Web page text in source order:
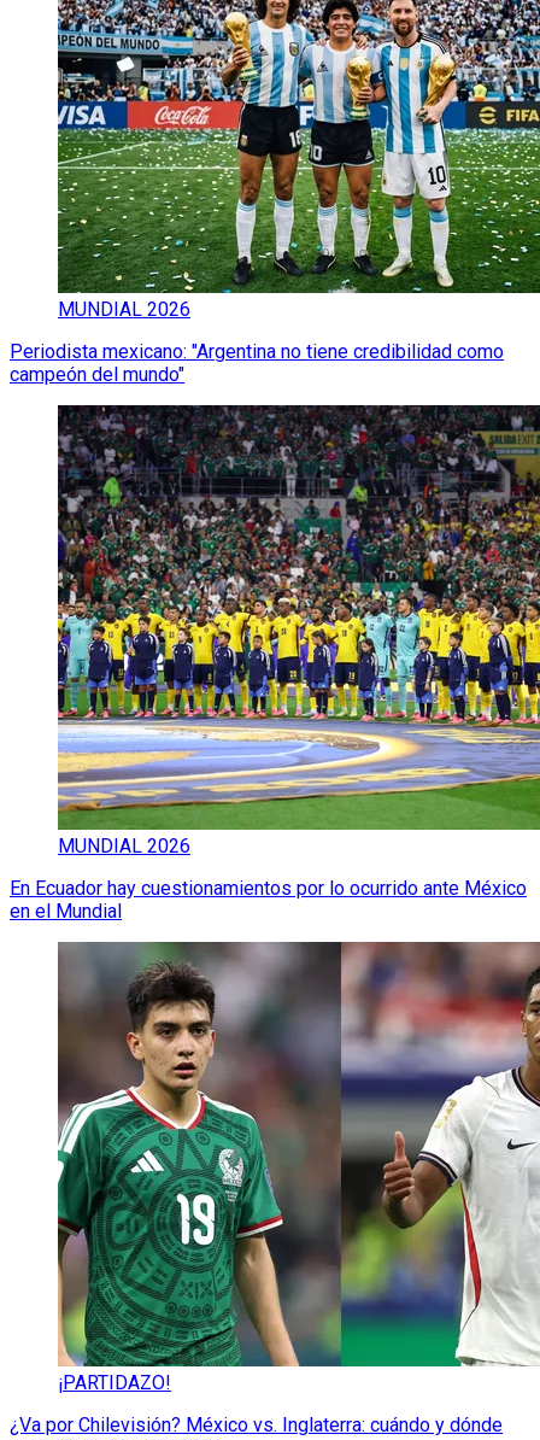
MUNDIAL 2026
Periodista mexicano: "Argentina no tiene credibilidad como
campeón del mundo"
MUNDIAL 2026
En Ecuador hay cuestionamientos por lo ocurrido ante México
en el Mundial
¡PARTIDAZO!
¿Va por Chilevisión? México vs. Inglaterra: cuándo y dónde